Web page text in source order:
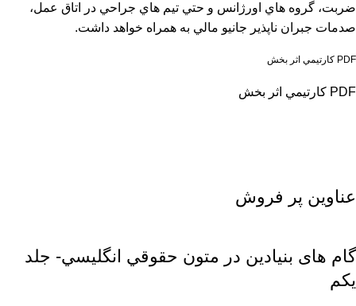
ضربت، گروه هاي اورژانس و حتي تيم هاي جراحي در اتاق عمل،
صدمات جبران ناپذير جانيو مالي به همراه خواهد داشت.
PDF كارتيمي اثر بخش
PDF كارتيمي اثر بخش
عناوین پر فروش
گام های بنیادین در متون حقوقي انگليسي- جلد
يكم